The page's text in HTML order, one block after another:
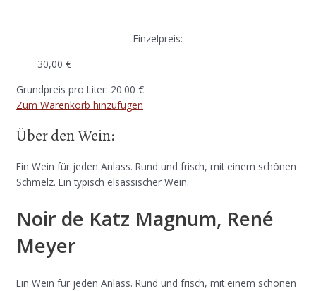
Einzelpreis:
30,00 €
Grundpreis pro Liter: 20.00 €
Zum Warenkorb hinzufügen
Über den Wein:
Ein Wein für jeden Anlass. Rund und frisch, mit einem schönen
Schmelz. Ein typisch elsässischer Wein.
Noir de Katz Magnum, René
Meyer
Ein Wein für jeden Anlass. Rund und frisch, mit einem schönen